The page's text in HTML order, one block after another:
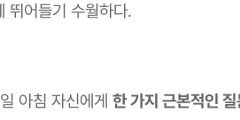
뛰어들기 수월하다.
아침 자신에게 한 가지 근본적인 질